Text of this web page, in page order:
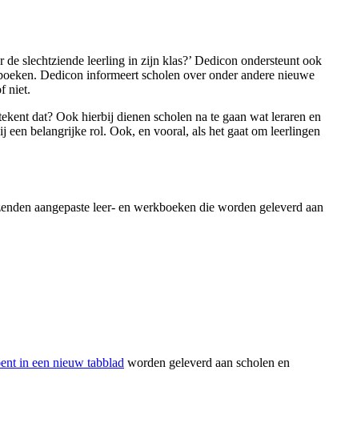
de slechtziende leerling in zijn klas?’ Dedicon ondersteunt ook
Dedicon informeert scholen over onder andere nieuwe
niet.
dat? Ook hierbij dienen scholen na te gaan wat leraren en
belangrijke rol. Ook, en vooral, als het gaat om leerlingen
aangepaste leer- en werkboeken die worden geleverd aan
in een nieuw tabblad worden geleverd aan scholen en